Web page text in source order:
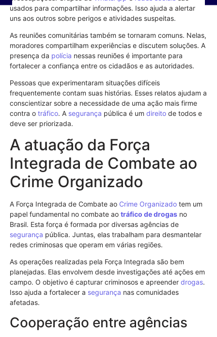
usados para compartilhar informações. Isso ajuda a alertar
uns aos outros sobre perigos e atividades suspeitas.
As reuniões comunitárias também se tornaram comuns. Nelas,
moradores compartilham experiências e discutem soluções. A
presença da polícia nessas reuniões é importante para
fortalecer a confiança entre os cidadãos e as autoridades.
Pessoas que experimentaram situações difíceis
frequentemente contam suas histórias. Esses relatos ajudam a
conscientizar sobre a necessidade de uma ação mais firme
contra o tráfico. A segurança pública é um direito de todos e
deve ser priorizada.
A atuação da Força
Integrada de Combate ao
Crime Organizado
A Força Integrada de Combate ao Crime Organizado tem um
papel fundamental no combate ao tráfico de drogas no
Brasil. Esta força é formada por diversas agências de
segurança pública. Juntas, elas trabalham para desmantelar
redes criminosas que operam em várias regiões.
As operações realizadas pela Força Integrada são bem
planejadas. Elas envolvem desde investigações até ações em
campo. O objetivo é capturar criminosos e apreender drogas.
Isso ajuda a fortalecer a segurança nas comunidades
afetadas.
Cooperação entre agências